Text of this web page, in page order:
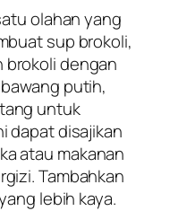
olahan yang
sup brokoli,
brokoli dengan
putih,
untuk
dapat disajikan
atau makanan
Tambahkan
lebih kaya.